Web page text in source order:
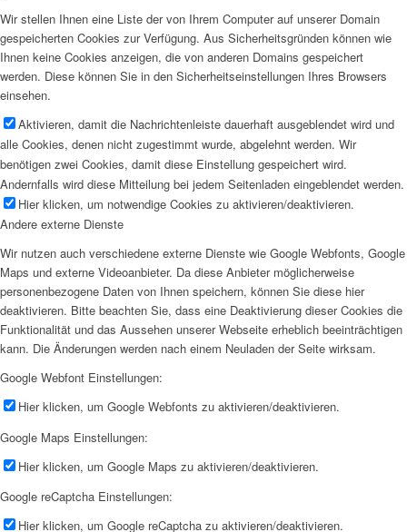
Wir stellen Ihnen eine Liste der von Ihrem Computer auf unserer Domain
gespeicherten Cookies zur Verfügung. Aus Sicherheitsgründen können wie
Ihnen keine Cookies anzeigen, die von anderen Domains gespeichert
werden. Diese können Sie in den Sicherheitseinstellungen Ihres Browsers
einsehen.
Aktivieren, damit die Nachrichtenleiste dauerhaft ausgeblendet wird und
alle Cookies, denen nicht zugestimmt wurde, abgelehnt werden. Wir
benötigen zwei Cookies, damit diese Einstellung gespeichert wird.
Andernfalls wird diese Mitteilung bei jedem Seitenladen eingeblendet werden.
Hier klicken, um notwendige Cookies zu aktivieren/deaktivieren.
Andere externe Dienste
Wir nutzen auch verschiedene externe Dienste wie Google Webfonts, Google
Maps und externe Videoanbieter. Da diese Anbieter möglicherweise
personenbezogene Daten von Ihnen speichern, können Sie diese hier
deaktivieren. Bitte beachten Sie, dass eine Deaktivierung dieser Cookies die
Funktionalität und das Aussehen unserer Webseite erheblich beeinträchtigen
kann. Die Änderungen werden nach einem Neuladen der Seite wirksam.
Google Webfont Einstellungen:
Hier klicken, um Google Webfonts zu aktivieren/deaktivieren.
Google Maps Einstellungen:
Hier klicken, um Google Maps zu aktivieren/deaktivieren.
Google reCaptcha Einstellungen:
Hier klicken, um Google reCaptcha zu aktivieren/deaktivieren.